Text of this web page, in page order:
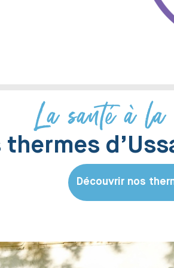
La santé à la
thermes
Découvrir nos